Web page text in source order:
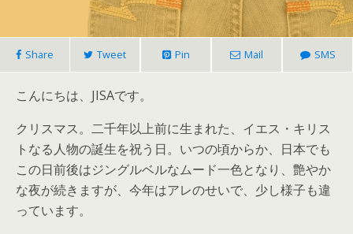
Share Tweet Pin Mail SMS
こんにちは、JISAです。
クリスマス。二千年以上前に生まれた、イエス・キリス
トなる人物の誕生を祝う日。いつの頃からか、日本でも
この日前後はジングルベルなムード一色となり、艶やか
な夜が続きますが、今年はアレのせいで、少し様子も違
っています。